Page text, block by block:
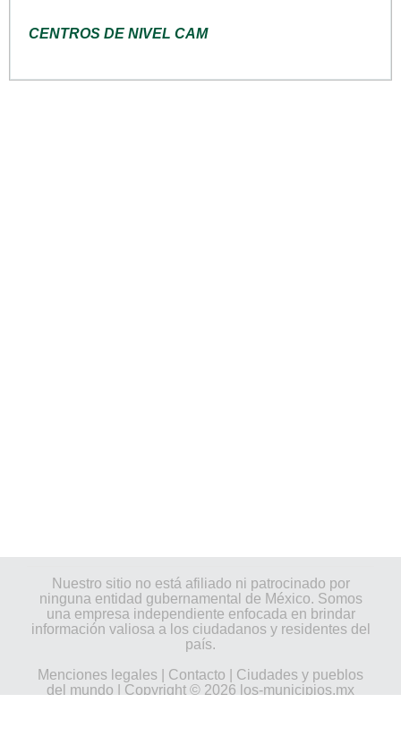
CENTROS DE NIVEL CAM
Nuestro sitio no está afiliado ni patrocinado por
ninguna entidad gubernamental de México. Somos
una empresa independiente enfocada en brindar
información valiosa a los ciudadanos y residentes del
país.
Menciones legales
Contacto
Ciudades y pueblos
del mundo | Copyright © 2026 los-municipios.mx